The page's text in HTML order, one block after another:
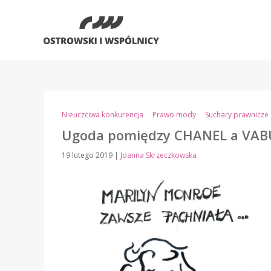
Nieuczciwa konkurencja Prawo mody Suchary prawnicze
Ugoda pomiędzy CHANEL a
19 lutego 2019 | Joanna Skrzeczkowska